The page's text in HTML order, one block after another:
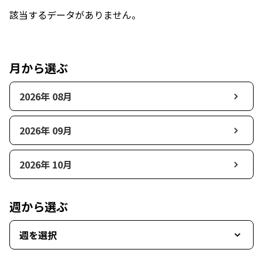
該当するデータがありません。
月から選ぶ
2026年 08月
2026年 09月
2026年 10月
週から選ぶ
週を選択